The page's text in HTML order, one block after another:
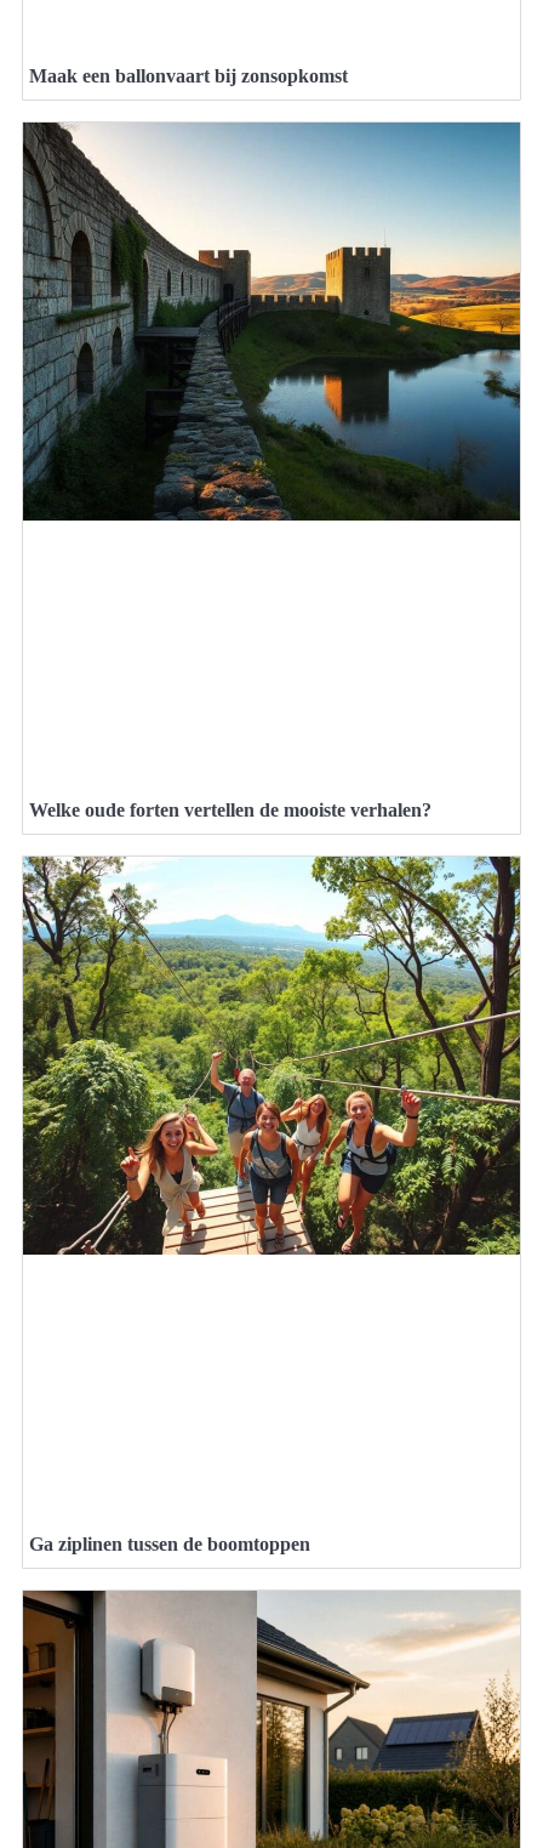
Maak een ballonvaart bij zonsopkomst
Welke oude forten vertellen de mooiste verhalen?
Ga ziplinen tussen de boomtoppen